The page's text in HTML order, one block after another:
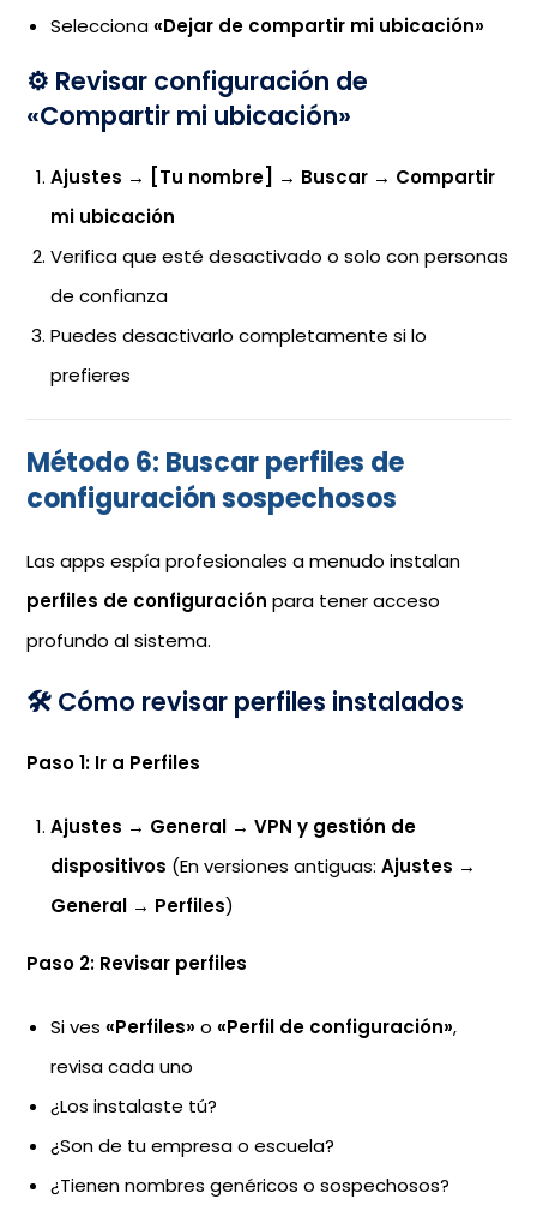
Selecciona«Dejar de compartir mi ubicación»
⚙️ Revisar configuración de
«Compartir mi ubicación»
Ajustes → [Tu nombre] → Buscar → Compartir
mi ubicación
Verifica que esté desactivado o solo con personas
de confianza
Puedes desactivarlo completamente si lo
prefieres
Método 6: Buscar perfiles de
configuración sospechosos
Las apps espía profesionales a menudo instalan
perfiles de configuración para tener acceso
profundo al sistema.
🛠️ Cómo revisar perfiles instalados
Paso 1: Ir a Perfiles
Ajustes → General →VPN y gestión de
dispositivos (En versiones antiguas:Ajustes →
General → Perfiles)
Paso 2: Revisar perfiles
Si ves«Perfiles» o«Perfil de configuración»,
revisa cada uno
¿Los instalaste tú?
¿Son de tu empresa o escuela?
¿Tienen nombres genéricos o sospechosos?